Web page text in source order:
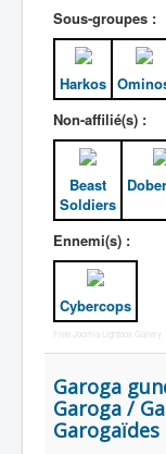
Sous-groupes :
Harkos
Non-affilié(s) :
Beast
Soldiers
Ennemi(s) :
Cybercops
Free Joomla Lightbox Gallery
Garoga
Garoga /
Garogaïdes